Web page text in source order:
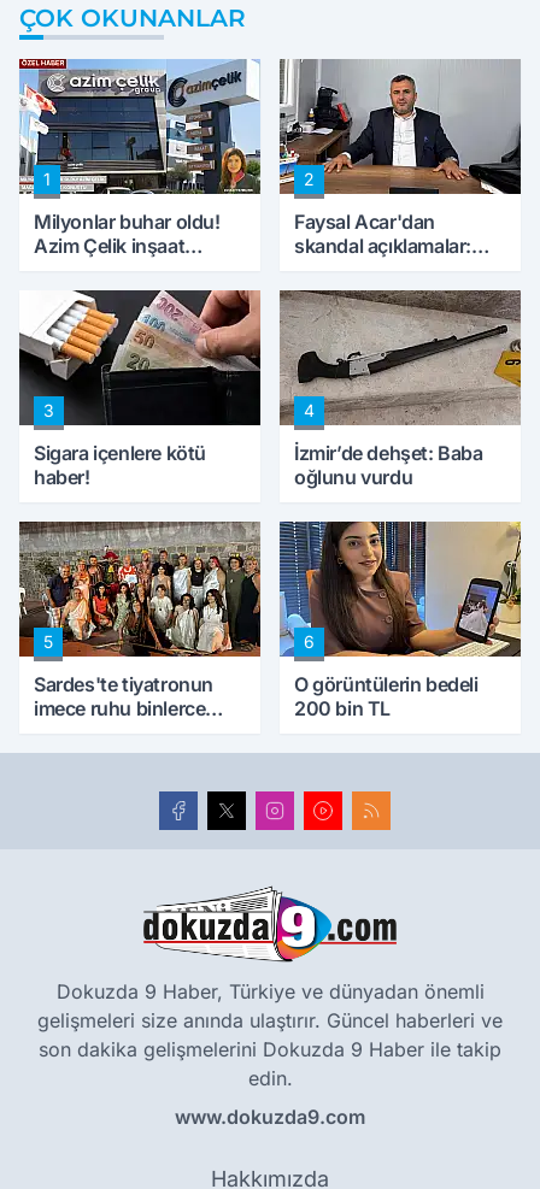
ÇOK OKUNANLAR
1
Milyonlar buhar oldu!
Azim Çelik inşaat
konuştu
2
Faysal Acar'dan
skandal açıklamalar:
peynircilerimizi de
kıskaca aldı, müdahale
ettik'
3
Sigara içenlere kötü
haber!
4
İzmir’de dehşet: Baba
oğlunu vurdu
5
Sardes'te tiyatronun
imece ruhu binlerce
6
O görüntülerin bedeli
200 bin TL
Dokuzda 9 Haber, Türkiye ve dünyadan önemli
gelişmeleri size anında ulaştırır. Güncel haberleri ve
son dakika gelişmelerini Dokuzda 9 Haber ile takip
edin.
www.dokuzda9.com
Hakkımızda